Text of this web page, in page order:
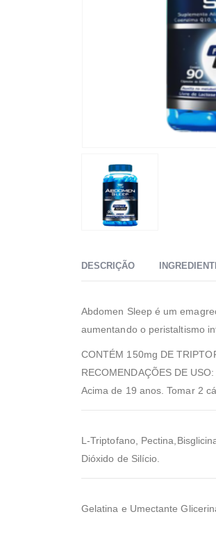
DESCRIÇÃO
Abdomen Sleep é um
aumentando o peristaltismo
CONTÉM 150mg DE
RECOMENDAÇÕES DE USO:
Acima de 19 anos. Tomar 2
L-Triptofano,
Dióxido de Silício.
Gelatina e Umectante